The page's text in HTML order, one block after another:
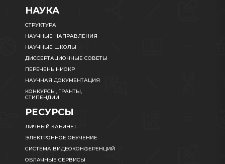
НАУКА
СТРУКТУРА
НАУЧНЫЕ НАПРАВЛЕНИЯ
НАУЧНЫЕ ШКОЛЫ
ДИССЕРТАЦИОННЫЕ СОВЕТЫ
ПЕРЕЧЕНЬ НИОКР
НАУЧНАЯ ДОКУМЕНТАЦИЯ
КОНКУРСЫ, ГРАНТЫ,
СТИПЕНДИИ
РЕСУРСЫ
ЛИЧНЫЙ КАБИНЕТ
ЭЛЕКТРОННОЕ ОБУЧЕНИЕ
СИСТЕМА ВИДЕОКОНФЕРЕНЦИЙ
ОБЛАЧНЫЕ СЕРВИСЫ